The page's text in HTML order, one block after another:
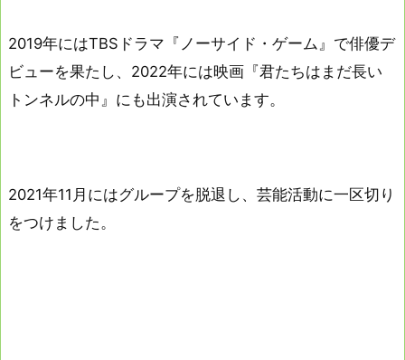
2019年にはTBSドラマ『ノーサイド・ゲーム』で俳優デ
ビューを果たし、2022年には映画『君たちはまだ長い
トンネルの中』にも出演されています。
2021年11月にはグループを脱退し、芸能活動に一区切り
をつけました。